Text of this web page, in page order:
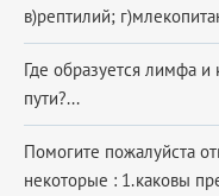
в)рептилий;
Где образуется лимфа и
пути?...
Помогите пожалуйста
некоторые : 1.каковы